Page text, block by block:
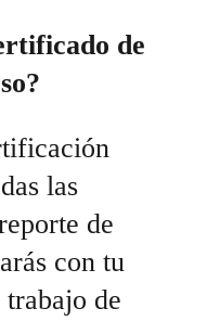
de
las
de
con tu
de